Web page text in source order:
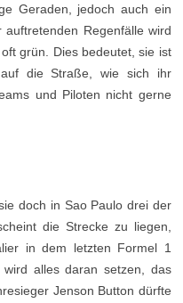
Geraden, jedoch auch ein
Regenfälle wird
grün. Dies bedeutet, sie ist
die Straße, wie sich ihr
und Piloten nicht gerne
doch in Sao Paulo drei der
die Strecke zu liegen,
in dem letzten Formel 1
alles daran setzen, das
Jenson Button dürfte